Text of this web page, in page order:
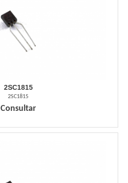
2SC1815
2SC1815
Consultar